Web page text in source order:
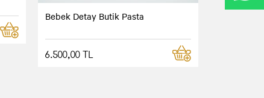
Bebek Detay Butik Pasta
6.500,00 TL